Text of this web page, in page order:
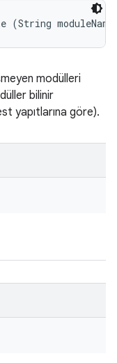
(String
modülleri
bilinir
yapıtlarına göre).